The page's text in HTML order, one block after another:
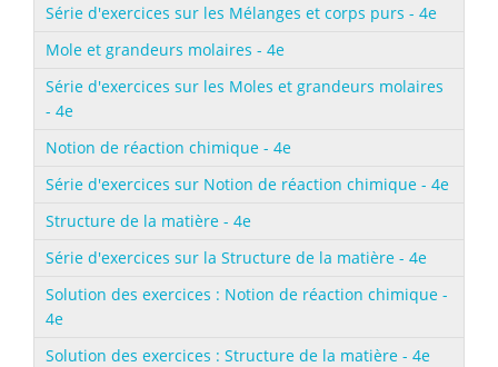
Série d'exercices sur les Mélanges et corps purs - 4e
Mole et grandeurs molaires - 4e
Série d'exercices sur les Moles et grandeurs molaires
- 4e
Notion de réaction chimique - 4e
Série d'exercices sur Notion de réaction chimique - 4e
Structure de la matière - 4e
Série d'exercices sur la Structure de la matière - 4e
Solution des exercices : Notion de réaction chimique -
4e
Solution des exercices : Structure de la matière - 4e